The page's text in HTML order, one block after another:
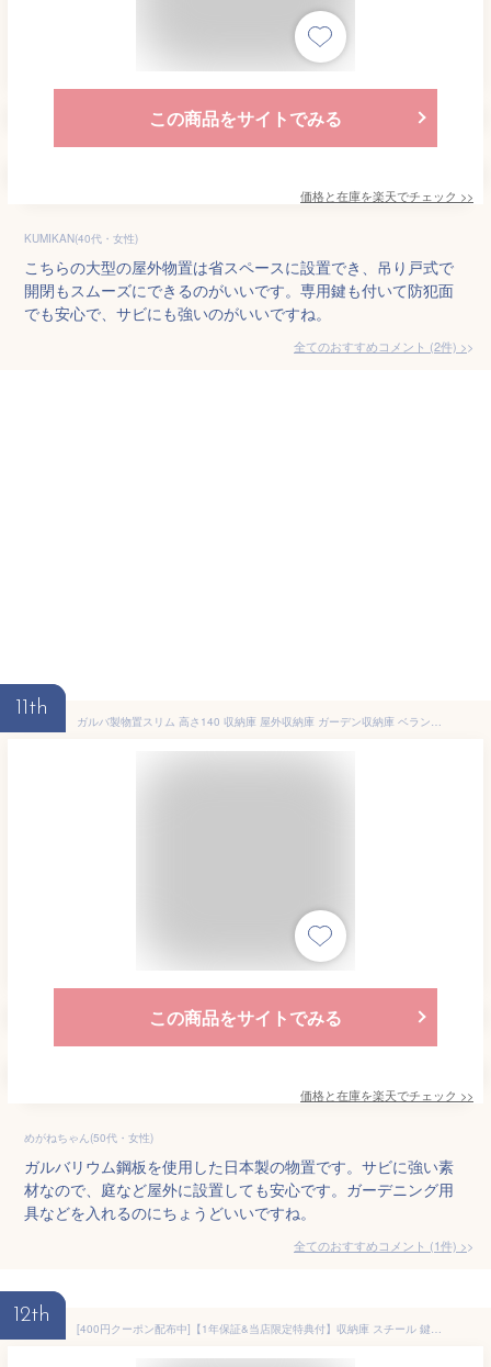
この商品をサイトでみる
価格と在庫を楽天でチェック >>
KUMIKAN(40代・女性)
こちらの大型の屋外物置は省スペースに設置でき、吊り戸式で
開閉もスムーズにできるのがいいです。専用鍵も付いて防犯面
でも安心で、サビにも強いのがいいですね。
全てのおすすめコメント (2件) >
11th
ガルバ製物置スリム 高さ140 収納庫 屋外収納庫 ガーデン収納庫 ベランダ収納庫 物置き 物置 倉庫 野外収納庫 ミニ物置 ストッカー 屋外 おしゃれ 小型 シンプル 右開き 左開き マグネット付き 日本製 国産 ガーデン 庭 ガレージ ベランダ 脚付き 足付き 3段 高
この商品をサイトでみる
価格と在庫を楽天でチェック >>
めがねちゃん(50代・女性)
ガルバリウム鋼板を使用した日本製の物置です。サビに強い素
材なので、庭など屋外に設置しても安心です。ガーデニング用
具などを入れるのにちょうどいいですね。
全てのおすすめコメント (1件) >
12th
[400円クーポン配布中]【1年保証&当店限定特典付】収納庫 スチール 鍵付き スタンダード 可動棚 2枚 DEBARA デバラ 屋外 防錆 大容量 おしゃれ 木目調 モルタル 物置 倉庫 ガーデニング 耐久性 防災用品 掃除 ベランダ